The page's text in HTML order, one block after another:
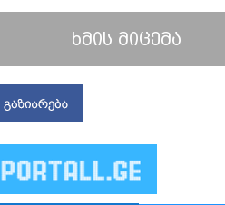
ხმის მიცემა